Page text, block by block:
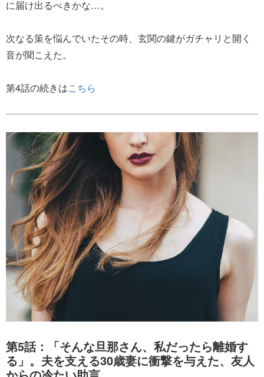
に届け出るべきかな…。
次なる策を悩んでいたその時、玄関の鍵がガチャリと開く
音が聞こえた。
第4話の続きはこちら
第5話：「そんな旦那さん、私だったら離婚す
る」。夫を支える30歳妻に衝撃を与えた、友人